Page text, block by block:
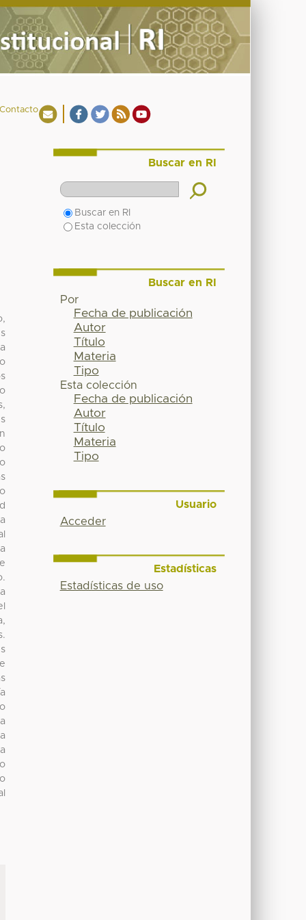
Buscar en RI
Buscar en RI
Esta colección
Buscar en RI
Por
Fecha de publicación
Autor
Título
Materia
Tipo
Esta colección
Fecha de publicación
Autor
Título
Materia
Tipo
Usuario
Acceder
Estadísticas
Estadísticas de uso